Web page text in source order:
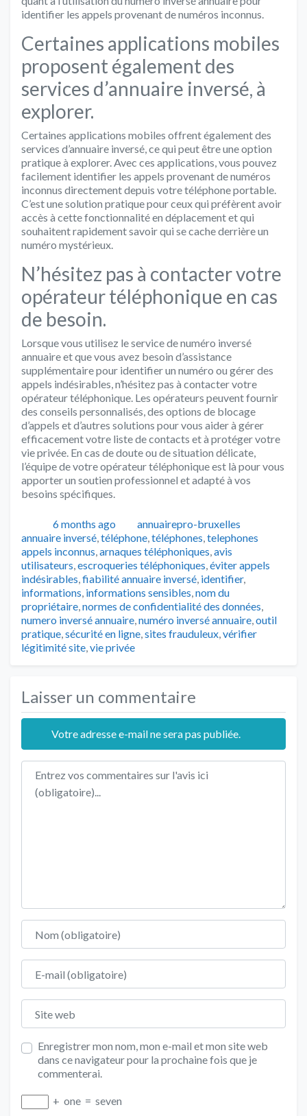
identifier les appels provenant de numéros inconnus.
Certaines applications mobiles
proposent également des
services d’annuaire inversé, à
explorer.
Certaines applications mobiles offrent également des
services d’annuaire inversé, ce qui peut être une option
pratique à explorer. Avec ces applications, vous pouvez
facilement identifier les appels provenant de numéros
inconnus directement depuis votre téléphone portable.
C’est une solution pratique pour ceux qui préfèrent avoir
accès à cette fonctionnalité en déplacement et qui
souhaitent rapidement savoir qui se cache derrière un
numéro mystérieux.
N’hésitez pas à contacter votre
opérateur téléphonique en cas
de besoin.
Lorsque vous utilisez le service de numéro inversé
annuaire et que vous avez besoin d’assistance
supplémentaire pour identifier un numéro ou gérer des
appels indésirables, n’hésitez pas à contacter votre
opérateur téléphonique. Les opérateurs peuvent fournir
des conseils personnalisés, des options de blocage
d’appels et d’autres solutions pour vous aider à gérer
efficacement votre liste de contacts et à protéger votre
vie privée. En cas de doute ou de situation délicate,
l’équipe de votre opérateur téléphonique est là pour vous
apporter un soutien professionnel et adapté à vos
besoins spécifiques.
Publié
6 months ago Auteur
annuairepro-bruxelles
annuaire inversé,téléphone,téléphones,telephones
appels inconnus,arnaques téléphoniques,avis
utilisateurs,escroqueries téléphoniques,éviter appels
indésirables,fiabilité annuaire inversé, identifier,
informations, informations sensibles,nom du
propriétaire,normes de confidentialité des données,
numero inversé annuaire,numéro inversé annuaire,outil
pratique,sécurité en ligne,sites frauduleux,vérifier
légitimité site,vie privée
Laisser un commentaire
Votre adresse e-mail ne sera pas publiée.
Texte de l'avis
Nom
E-mail
Site web
Enregistrer mon nom, mon e-mail et mon site web
dans ce navigateur pour la prochaine fois que je
commenterai.
+ one = seven